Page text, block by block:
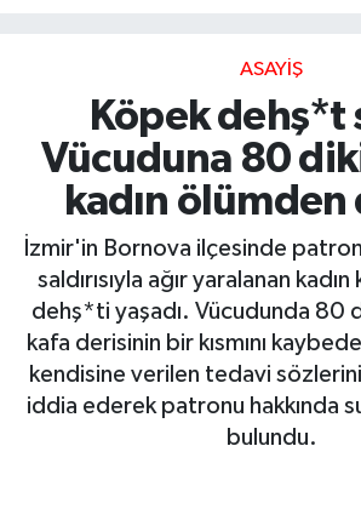
ASAYIŞ
Köpek dehş*t
Vücuduna 80
kadın
İzmir'in Bornova ilçesinde
saldırısıyla ağır yaralanan
dehş*ti yaşadı. Vücudunda 80
kafa derisinin bir kısmını
kendisine verilen tedavi
iddia ederek patronu hakkında
bulundu.
Ekonomi
Genel
Güncel
Haberde İnsan
Kültür Sanat
Süper Lig Puan Durumu ve
Tüm Manşetler
Son Dakika Haberleri
Haber Arşivi